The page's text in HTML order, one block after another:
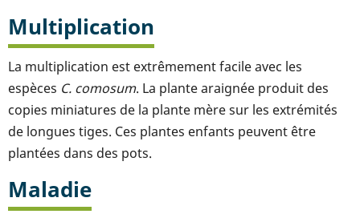
Multiplication
La multiplication est extrêmement facile avec les
espèces C. comosum. La plante araignée produit des
copies miniatures de la plante mère sur les extrémités
de longues tiges. Ces plantes enfants peuvent être
plantées dans des pots.
Maladie